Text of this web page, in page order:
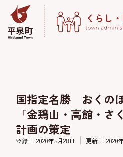
国指定名勝 おくの
「金鶏山・高館・さ
計画の策定
登録日 2020年5月28日 更新日 2020